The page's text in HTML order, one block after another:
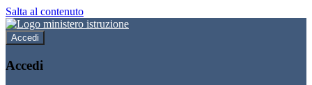
Salta al contenuto
Accedi
Accedi